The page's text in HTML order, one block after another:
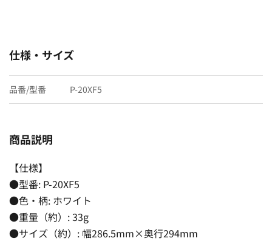
仕様・サイズ
品番/型番 P-20XF5
商品説明
【仕様】
●型番: P-20XF5
●色・柄: ホワイト
●重量（約）: 33g
●サイズ（約）: 幅286.5mm×奥行294mm